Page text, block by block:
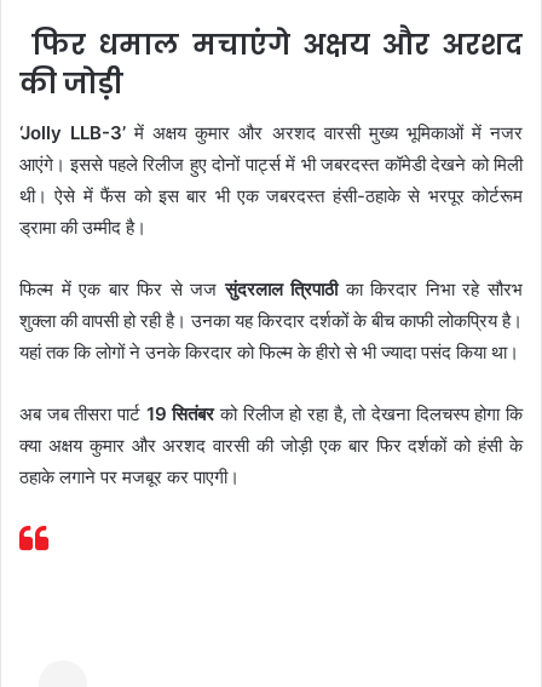
फिर धमाल मचाएंगे अक्षय और अरशद
की जोड़ी
‘Jolly LLB-3’ में अक्षय कुमार और अरशद वारसी मुख्य भूमिकाओं में नजर
आएंगे। इससे पहले रिलीज हुए दोनों पार्ट्स में भी जबरदस्त कॉमेडी देखने को मिली
थी। ऐसे में फैंस को इस बार भी एक जबरदस्त हंसी-ठहाके से भरपूर कोर्टरूम
ड्रामा की उम्मीद है।
फिल्म में एक बार फिर से जजसुंदरलाल त्रिपाठीका किरदार निभा रहे सौरभ
शुक्ला की वापसी हो रही है। उनका यह किरदार दर्शकों के बीच काफी लोकप्रिय है।
यहां तक कि लोगों ने उनके किरदार को फिल्म के हीरो से भी ज्यादा पसंद किया था।
अब जब तीसरा पार्ट 19 सितंबरको रिलीज हो रहा है, तो देखना दिलचस्प होगा कि
क्या अक्षय कुमार और अरशद वारसी की जोड़ी एक बार फिर दर्शकों को हंसी के
ठहाके लगाने पर मजबूर कर पाएगी।